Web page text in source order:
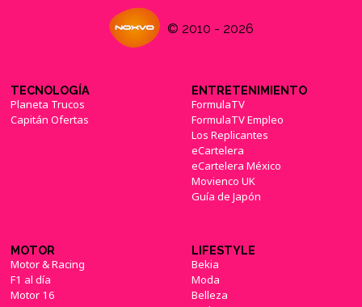
© 2010 - 2026
TECNOLOGÍA
Planeta Trucos
Capitán Ofertas
ENTRETENIMIENTO
FormulaTV
FormulaTV Empleo
Los Replicantes
eCartelera
eCartelera México
Movienco UK
Guía de Japón
MOTOR
Motor & Racing
F1 al día
Motor 16
LIFESTYLE
Bekia
Moda
Belleza